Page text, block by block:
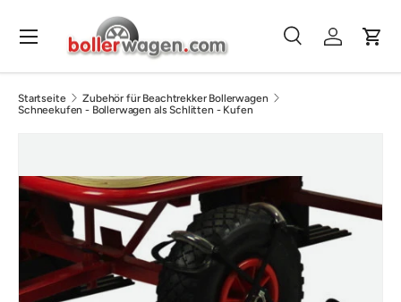
Direkt zum Inhalt
Suchen
SucheEinloggen
Menü
Startseite
Zubehör für Beachtrekker Bollerwagen
Schneekufen - Bollerwagen als Schlitten - Kufen